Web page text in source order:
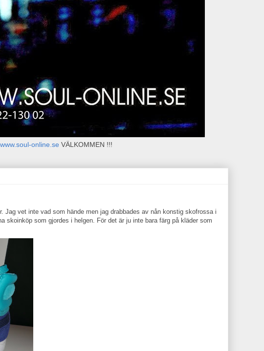
www.soul-online.se VÄLKOMMEN !!!
Jag vet inte vad som hände men jag drabbades av nån konstig skofrossa i
skoinköp som gjordes i helgen. För det är ju inte bara färg på kläder som